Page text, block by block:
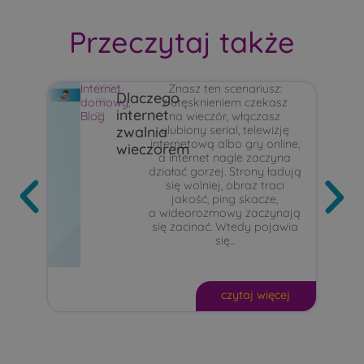
Przeczytaj także
Internet
domowy,
Blog
2026-
07-
31
Dlaczego
internet
zwalnia
wieczorem
Znasz ten scenariusz:
z utęsknieniem czekasz
na wieczór, włączasz
ulubiony serial, telewizję
internetową albo gry online,
a internet nagle zaczyna
działać gorzej. Strony ładują
się wolniej, obraz traci
jakość, ping skacze,
a wideorozmowy zaczynają
się zacinać. Wtedy pojawia
się...
czytaj więcej